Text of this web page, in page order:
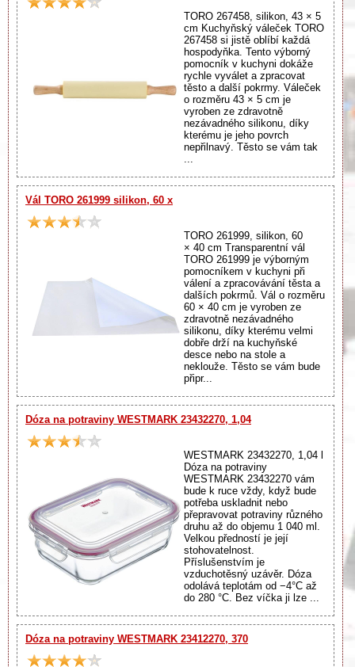
TORO 267458, silikon, 43 × 5
cm Kuchyňský váleček TORO
267458 si jistě oblíbí každá
hospodyňka. Tento výborný
pomocník v kuchyni dokáže
rychle vyválet a zpracovat
těsto a další pokrmy. Váleček
o rozměru 43 × 5 cm je
vyroben ze zdravotně
nezávadného silikonu, díky
kterému je jeho povrch
nepřilnavý. Těsto se vám tak
Vál TORO 261999 silikon, 60 x
TORO 261999, silikon, 60
× 40 cm Transparentní vál
TORO 261999 je výborným
pomocníkem v kuchyni při
válení a zpracovávání těsta a
dalších pokrmů. Vál o rozměru
60 × 40 cm je vyroben ze
zdravotně nezávadného
silikonu, díky kterému velmi
dobře drží na kuchyňské
desce nebo na stole a
neklouže. Těsto se vám bude
připr...
Dóza na potraviny WESTMARK 23432270, 1,04
WESTMARK 23432270, 1,04 l
Dóza na potraviny
WESTMARK 23432270 vám
bude k ruce vždy, když bude
potřeba uskladnit nebo
přepravovat potraviny různého
druhu až do objemu 1 040 ml.
Velkou předností je její
stohovatelnost.
Příslušenstvím je
vzduchotěsný uzávěr. Dóza
odolává teplotám od −4°C až
do 280 °C. Bez víčka ji lze ...
Dóza na potraviny WESTMARK 23412270, 370